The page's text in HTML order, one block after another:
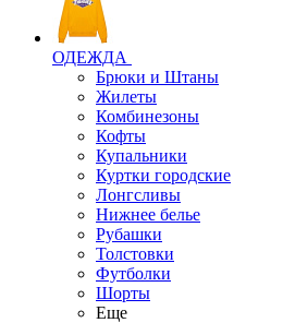
ОДЕЖДА
Брюки и Штаны
Жилеты
Комбинезоны
Кофты
Купальники
Куртки городские
Лонгсливы
Нижнее белье
Рубашки
Толстовки
Футболки
Шорты
Еще